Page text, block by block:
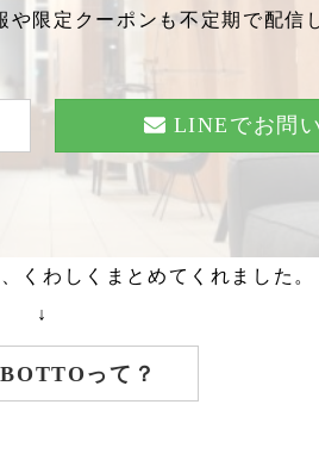
限定クーポンも不定期で配信
LINEでお問
くわしくまとめてくれました。
↓
って？